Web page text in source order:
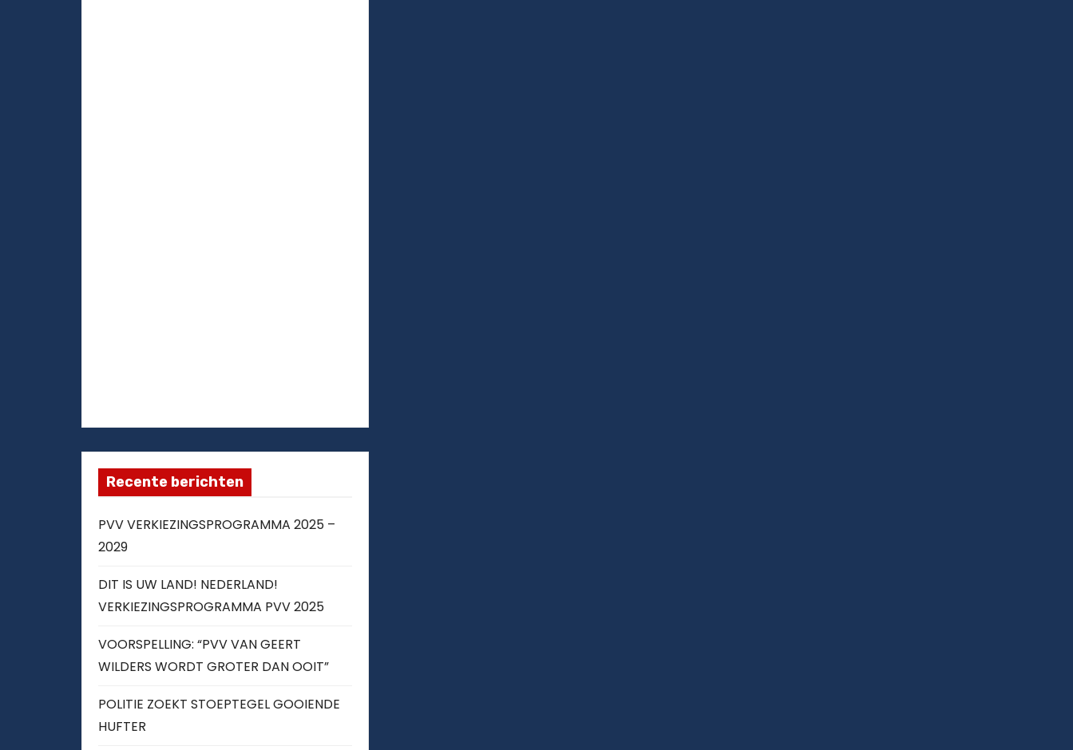
Recente berichten
PVV VERKIEZINGSPROGRAMMA 2025 –
2029
DIT IS UW LAND! NEDERLAND!
VERKIEZINGSPROGRAMMA PVV 2025
VOORSPELLING: “PVV VAN GEERT
WILDERS WORDT GROTER DAN OOIT”
POLITIE ZOEKT STOEPTEGEL GOOIENDE
HUFTER